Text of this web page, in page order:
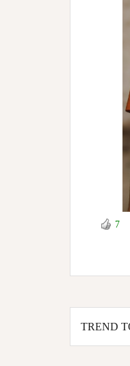
7
de
TREND